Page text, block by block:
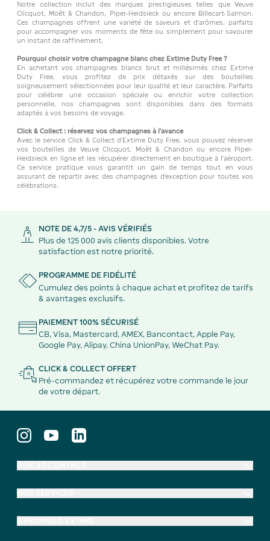
Notre collection inclut des marques prestigieuses telles que Veuve
Clicquot, Moët & Chandon, Piper-Heidsieck ou encore Billecart-Salmon.
Ces champagnes offrent une variété de saveurs et d'arômes, parfaits
pour accompagner vos moments de fête ou simplement pour savourer
un instant de raffinement.
Pourquoi choisir votre champagne blanc chez Extime Duty Free ?
En achetant vos champagnes blancs brut et millésimés chez Extime
Duty Free, vous profitez de prix détaxés sur des bouteilles
soigneusement sélectionnées pour leur qualité et leur caractère. Parfaits
pour célébrer une occasion spéciale ou enrichir votre collection
personnelle, nos champagnes sont disponibles dans des formats
adaptés à vos besoins de voyage.
Click & Collect : réservez vos champagnes à l’avance
Avec le service Click & Collect d’Extime Duty Free, vous pouvez réserver
vos bouteilles de Veuve Clicquot, Moët & Chandon ou encore Piper-
Heidsieck en ligne et les récupérer directement en boutique à l’aéroport.
Ce service pratique vous garantit un gain de temps tout en vous
assurant de repartir avec des champagnes d’exception pour toutes vos
célébrations.
NOTE DE 4,7/5 - AVIS VÉRIFIÉS
Plus de 125 000 avis clients disponibles. Votre
satisfaction est notre priorité.
PROGRAMME DE FIDÉLITÉ
Cumulez des points à chaque achat et profitez de tarifs
& avantages exclusifs.
PAIEMENT 100% SÉCURISÉ
CB, Visa, Mastercard, AMEX, Bancontact, Apple Pay,
Google Pay, Alipay, China UnionPay, WeChat Pay.
CLICK & COLLECT OFFERT
Pré-commandez et récupérez votre commande le jour
de votre départ.